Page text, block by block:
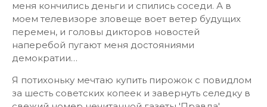
меня кончились деньги и спились соседи. А в
моем телевизоре зловеще воет ветер будущих
перемен, и головы дикторов новостей
наперебой пугают меня достояниями
демократии…
Я потихоньку мечтаю купить пирожок с повидлом
за шесть советских копеек и завернуть селедку в